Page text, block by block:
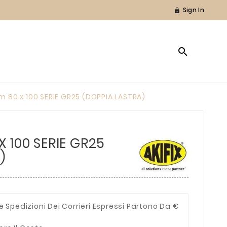
 Sign In

80 x 100 SERIE GR25 (DOPPIA LASTRA)
SERIE GR25
Spedizioni Dei Corrieri Espressi Partono Da €